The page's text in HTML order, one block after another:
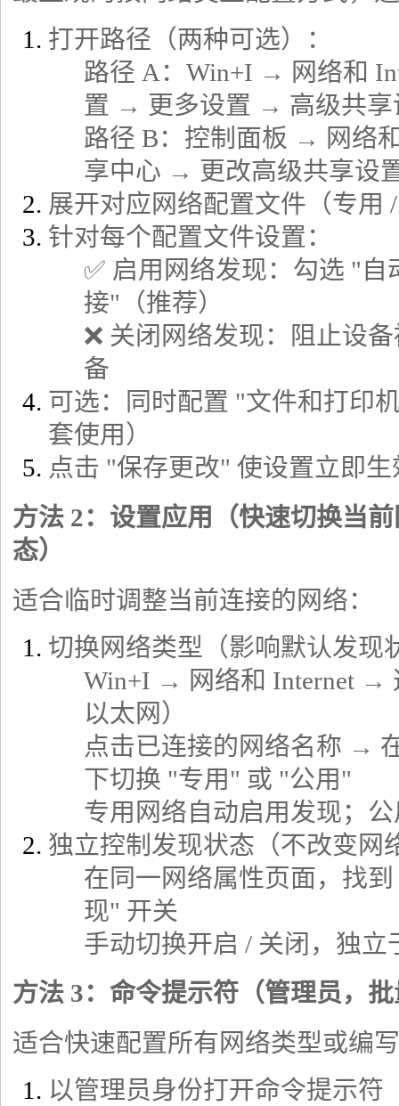
打开路径（两种可选）：
路径 A：Win+I → 网络和
置 → 更多设置 → 高级共享
路径 B：控制面板 → 网络
享中心 → 更改高级共享设
展开对应网络配置文件（专用
针对每个配置文件设置：
✅ 启用网络发现：勾选 "
接"（推荐）
❌ 关闭网络发现：阻止设
备
可选：同时配置 "文件和打印
套使用）
点击 "保存更改" 使设置立即生
方法 2：设置应用（快速切换当
态）
适合临时调整当前连接的网络：
切换网络类型（影响默认发现
Win+I → 网络和 Internet →
以太网）
点击已连接的网络名称 →
下切换 "专用" 或 "公用"
专用网络自动启用发现；
独立控制发现状态（不改变网
在同一网络属性页面，找
现" 开关
手动切换开启 / 关闭，独
方法 3：命令提示符（管理员，
适合快速配置所有网络类型或编
以管理员身份打开命令提示